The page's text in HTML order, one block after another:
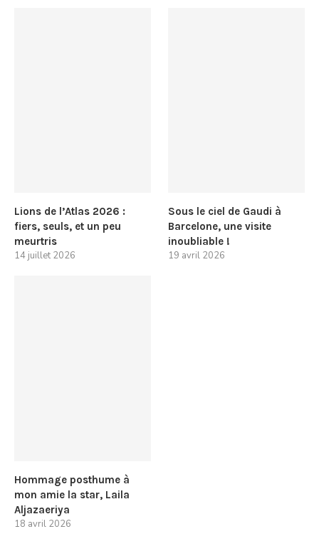
Lions de l’Atlas 2026 :
fiers, seuls, et un peu
meurtris
14 juillet 2026
Sous le ciel de Gaudi à
Barcelone, une visite
inoubliable !
19 avril 2026
Hommage posthume à
mon amie la star, Laila
Aljazaeriya
18 avril 2026